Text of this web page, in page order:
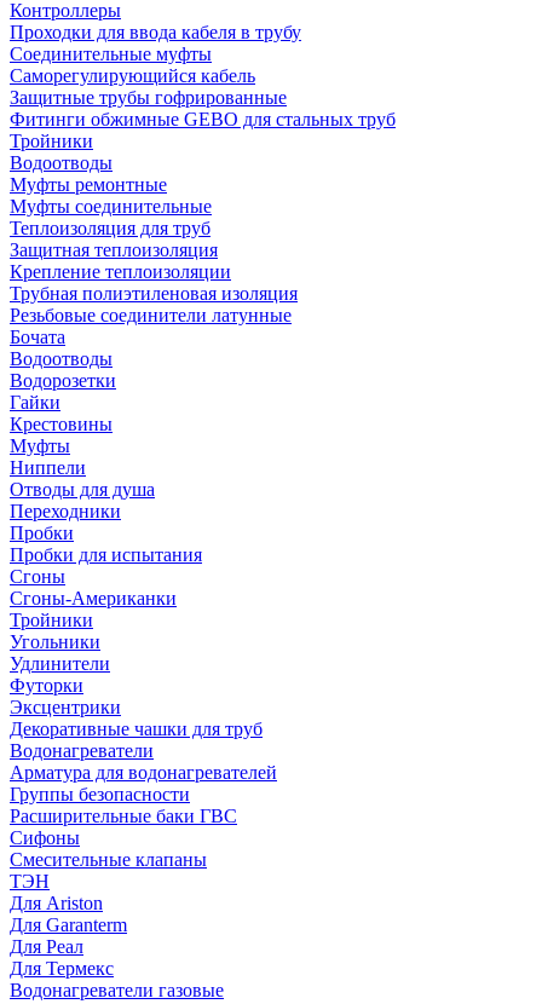
Контроллеры
Проходки для ввода кабеля в трубу
Соединительные муфты
Саморегулирующийся кабель
Защитные трубы гофрированные
Фитинги обжимные GEBO для стальных труб
Тройники
Водоотводы
Муфты ремонтные
Муфты соединительные
Теплоизоляция для труб
Защитная теплоизоляция
Крепление теплоизоляции
Трубная полиэтиленовая изоляция
Резьбовые соединители латунные
Бочата
Водоотводы
Водорозетки
Гайки
Крестовины
Муфты
Ниппели
Отводы для душа
Переходники
Пробки
Пробки для испытания
Сгоны
Сгоны-Американки
Тройники
Угольники
Удлинители
Футорки
Эксцентрики
Декоративные чашки для труб
Водонагреватели
Арматура для водонагревателей
Группы безопасности
Расширительные баки ГВС
Сифоны
Смесительные клапаны
ТЭН
Для Ariston
Для Garanterm
Для Реал
Для Термекс
Водонагреватели газовые